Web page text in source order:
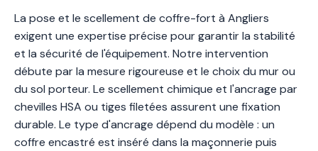
La pose et le scellement de coffre-fort à Angliers
exigent une expertise précise pour garantir la stabilité
et la sécurité de l'équipement. Notre intervention
débute par la mesure rigoureuse et le choix du mur ou
du sol porteur. Le scellement chimique et l'ancrage par
chevilles HSA ou tiges filetées assurent une fixation
durable. Le type d'ancrage dépend du modèle : un
coffre encastré est inséré dans la maçonnerie puis